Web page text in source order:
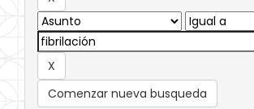
Comenzar nueva busqueda